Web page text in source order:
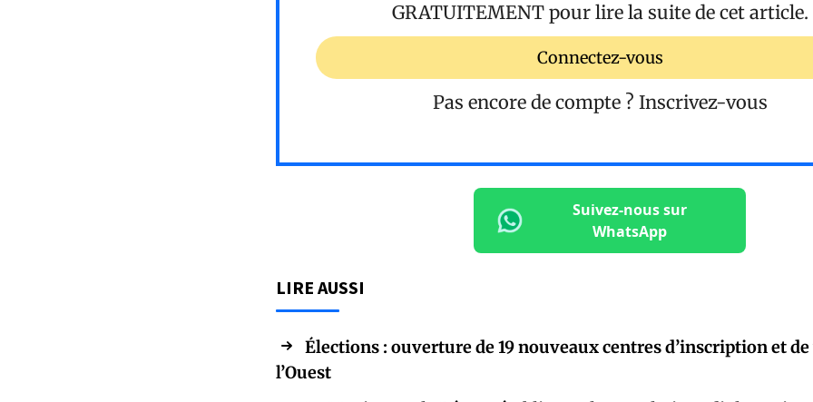
GRATUITEMENT pour lire la suite de cet article.
Connectez-vous
Pas encore de compte ? Inscrivez-vous
Suivez-nous sur
WhatsApp
LIRE AUSSI
Élections : ouverture de 19 nouveaux centres d’inscription et
l’Ouest